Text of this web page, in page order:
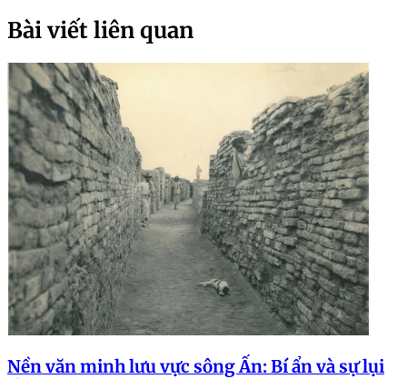
Bài viết liên quan
Nền văn minh lưu vực sông Ấn: Bí ẩn và sự lụi